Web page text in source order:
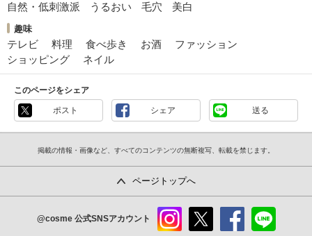
自然・低刺激派
うるおい 毛穴 美白
趣味
テレビ 料理 食べ歩き お酒
ファッション
ショッピング
ネイル
このページをシェア
ポスト シェア 送る
掲載の情報・画像など、すべてのコンテンツの無断複写、転載を禁じます。
ページトップへ
@cosme 公式SNSアカウント